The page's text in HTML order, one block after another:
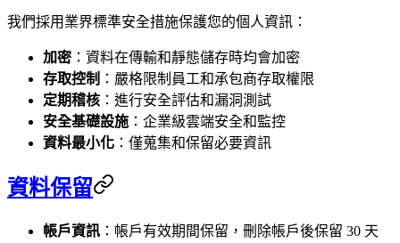
我們採用業界標準安全措施保護您的個人資訊：
加密 ：資料在傳輸和靜態儲存時均會加密
存取控制 ：嚴格限制員工和承包商存取權限
定期稽核 ：進行安全評估和漏洞測試
安全基礎設施 ：企業級雲端安全和監控
資料最小化 ：僅蒐集和保留必要資訊
資料保留
帳戶資訊 ：帳戶有效期間保留，刪除帳戶後保留 30 天